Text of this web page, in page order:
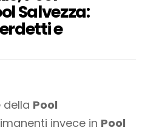
Salvezza:
e
della Pool
invece in Pool